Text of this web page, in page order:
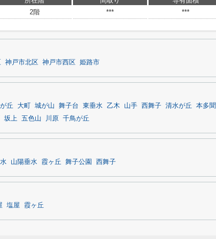
2階
*** ***
神戸市北区 神戸市西区 姫路市
丘 大町 城が山 舞子台 東垂水 乙木 山手 西舞子 清水が丘 本多聞
坂上 五色山 川原 千鳥が丘
山陽垂水 霞ヶ丘 舞子公園 西舞子
塩屋 霞ヶ丘